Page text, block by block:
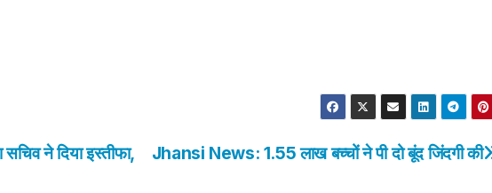
Jhansi News: 1.55 लाख बच्चों ने पी दो बूंद जिंदगी की
ने दिया इस्तीफा,